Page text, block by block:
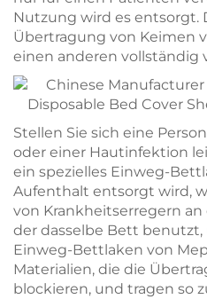
Nutzung wird es entsorgt.
Übertragung von Keimen
einen anderen vollständig
Stellen Sie sich eine
oder einer Hautinfektion
ein spezielles Einweg-
Aufenthalt entsorgt wird,
von Krankheitserregern
der dasselbe Bett
Einweg-Bettlaken von
Materialien, die die
blockieren, und tragen so